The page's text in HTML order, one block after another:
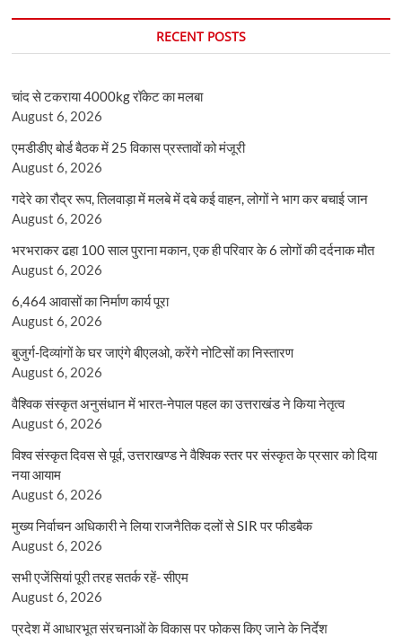
RECENT POSTS
चांद से टकराया 4000kg रॉकेट का मलबा
August 6, 2026
एमडीडीए बोर्ड बैठक में 25 विकास प्रस्तावों को मंजूरी
August 6, 2026
गदेरे का रौद्र रूप, तिलवाड़ा में मलबे में दबे कई वाहन, लोगों ने भाग कर बचाई जान
August 6, 2026
भरभराकर ढहा 100 साल पुराना मकान, एक ही परिवार के 6 लोगों की दर्दनाक मौत
August 6, 2026
6,464 आवासों का निर्माण कार्य पूरा
August 6, 2026
बुजुर्ग-दिव्यांगों के घर जाएंगे बीएलओ, करेंगे नोटिसों का निस्तारण
August 6, 2026
वैश्विक संस्कृत अनुसंधान में भारत-नेपाल पहल का उत्तराखंड ने किया नेतृत्व
August 6, 2026
विश्व संस्कृत दिवस से पूर्व, उत्तराखण्ड ने वैश्विक स्तर पर संस्कृत के प्रसार को दिया
नया आयाम
August 6, 2026
मुख्य निर्वाचन अधिकारी ने लिया राजनैतिक दलों से SIR पर फीडबैक
August 6, 2026
सभी एजेंसियां पूरी तरह सतर्क रहें- सीएम
August 6, 2026
प्रदेश में आधारभूत संरचनाओं के विकास पर फोकस किए जाने के निर्देश